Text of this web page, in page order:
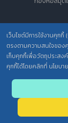
เว็บไซต์มีการใช้งานคุก
ตรงตามความสนใจของ
เก็บคุกกี้เพื่อวัตถุประสง
คุกกี้ได้โดยคลิกที่ นโยบา
นโย
ประกาศความเป็นส่